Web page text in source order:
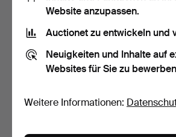
Website anzupassen.
Auctionet zu entwickeln und
Neuigkeiten und Inhalte auf
Websites für Sie zu
Weitere Informationen: